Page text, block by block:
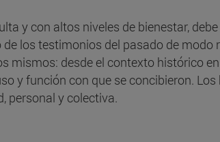
y con altos niveles de bienestar,
los testimonios del pasado de
mismos: desde el contexto histórico
y función con que se concibieron.
personal y colectiva.